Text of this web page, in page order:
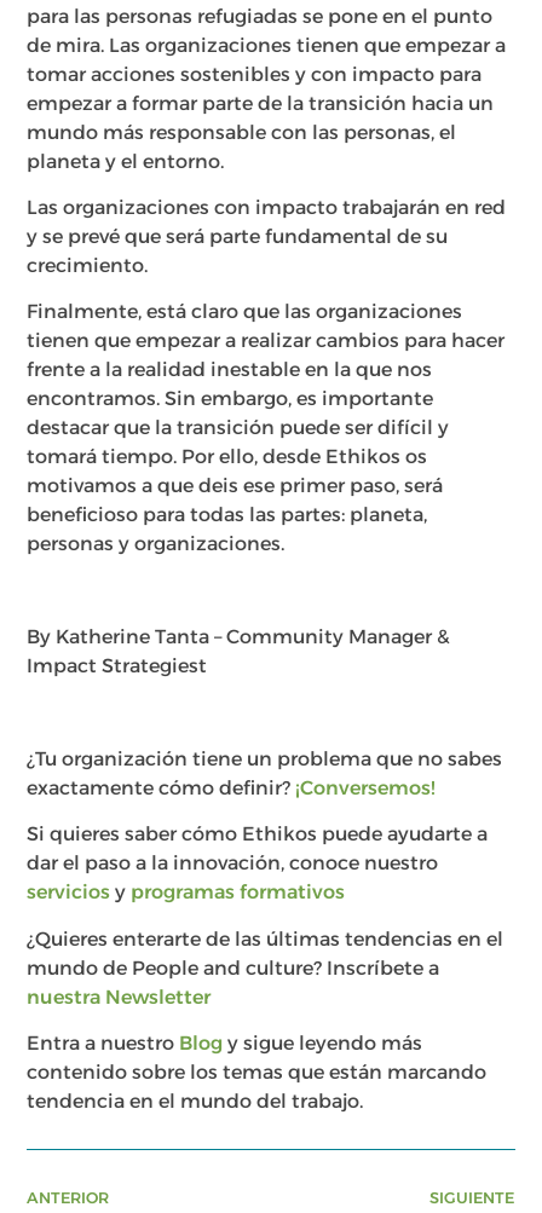
para las personas refugiadas se pone en el punto
de mira. Las organizaciones tienen que empezar a
tomar acciones sostenibles y con impacto para
empezar a formar parte de la transición hacia un
mundo más responsable con las personas, el
planeta y el entorno.
Las organizaciones con impacto trabajarán en red
y se prevé que será parte fundamental de su
crecimiento.
Finalmente, está claro que las organizaciones
tienen que empezar a realizar cambios para hacer
frente a la realidad inestable en la que nos
encontramos. Sin embargo, es importante
destacar que la transición puede ser difícil y
tomará tiempo. Por ello, desde Ethikos os
motivamos a que deis ese primer paso, será
beneficioso para todas las partes: planeta,
personas y organizaciones.
By Katherine Tanta – Community Manager &
Impact Strategiest
¿Tu organización tiene un problema que no sabes
exactamente cómo definir? ¡Conversemos!
Si quieres saber cómo Ethikos puede ayudarte a
dar el paso a la innovación, conoce nuestro
servicios y programas formativos
¿Quieres enterarte de las últimas tendencias en el
mundo de People and culture? Inscríbete a
nuestra Newsletter
Entra a nuestro Blog y sigue leyendo más
contenido sobre los temas que están marcando
tendencia en el mundo del trabajo.
ANTERIOR SIGUIENTE